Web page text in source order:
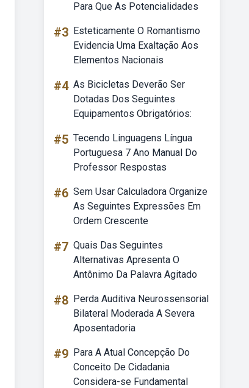
Para Que As Potencialidades
#3 Esteticamente O Romantismo
Evidencia Uma Exaltação Aos
Elementos Nacionais
#4 As Bicicletas Deverão Ser
Dotadas Dos Seguintes
Equipamentos Obrigatórios:
#5 Tecendo Linguagens Língua
Portuguesa 7 Ano Manual Do
Professor Respostas
#6 Sem Usar Calculadora Organize
As Seguintes Expressões Em
Ordem Crescente
#7 Quais Das Seguintes
Alternativas Apresenta O
Antônimo Da Palavra Agitado
#8 Perda Auditiva Neurossensorial
Bilateral Moderada A Severa
Aposentadoria
#9 Para A Atual Concepção Do
Conceito De Cidadania
Considera-se Fundamental